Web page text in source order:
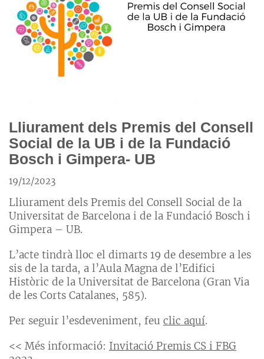
Lliurament dels Premis del Consell
Social de la UB i de la Fundació
Bosch i Gimpera- UB
19/12/2023
Lliurament dels Premis del Consell Social de la
Universitat de Barcelona i de la Fundació Bosch i
Gimpera – UB.
L’acte tindrà lloc el dimarts 19 de desembre a les
sis de la tarda, a l’Aula Magna de l’Edifici
Històric de la Universitat de Barcelona (Gran Via
de les Corts Catalanes, 585).
Per seguir l’esdeveniment, feu clic aquí.
<< Més informació: Invitació Premis CS i FBG